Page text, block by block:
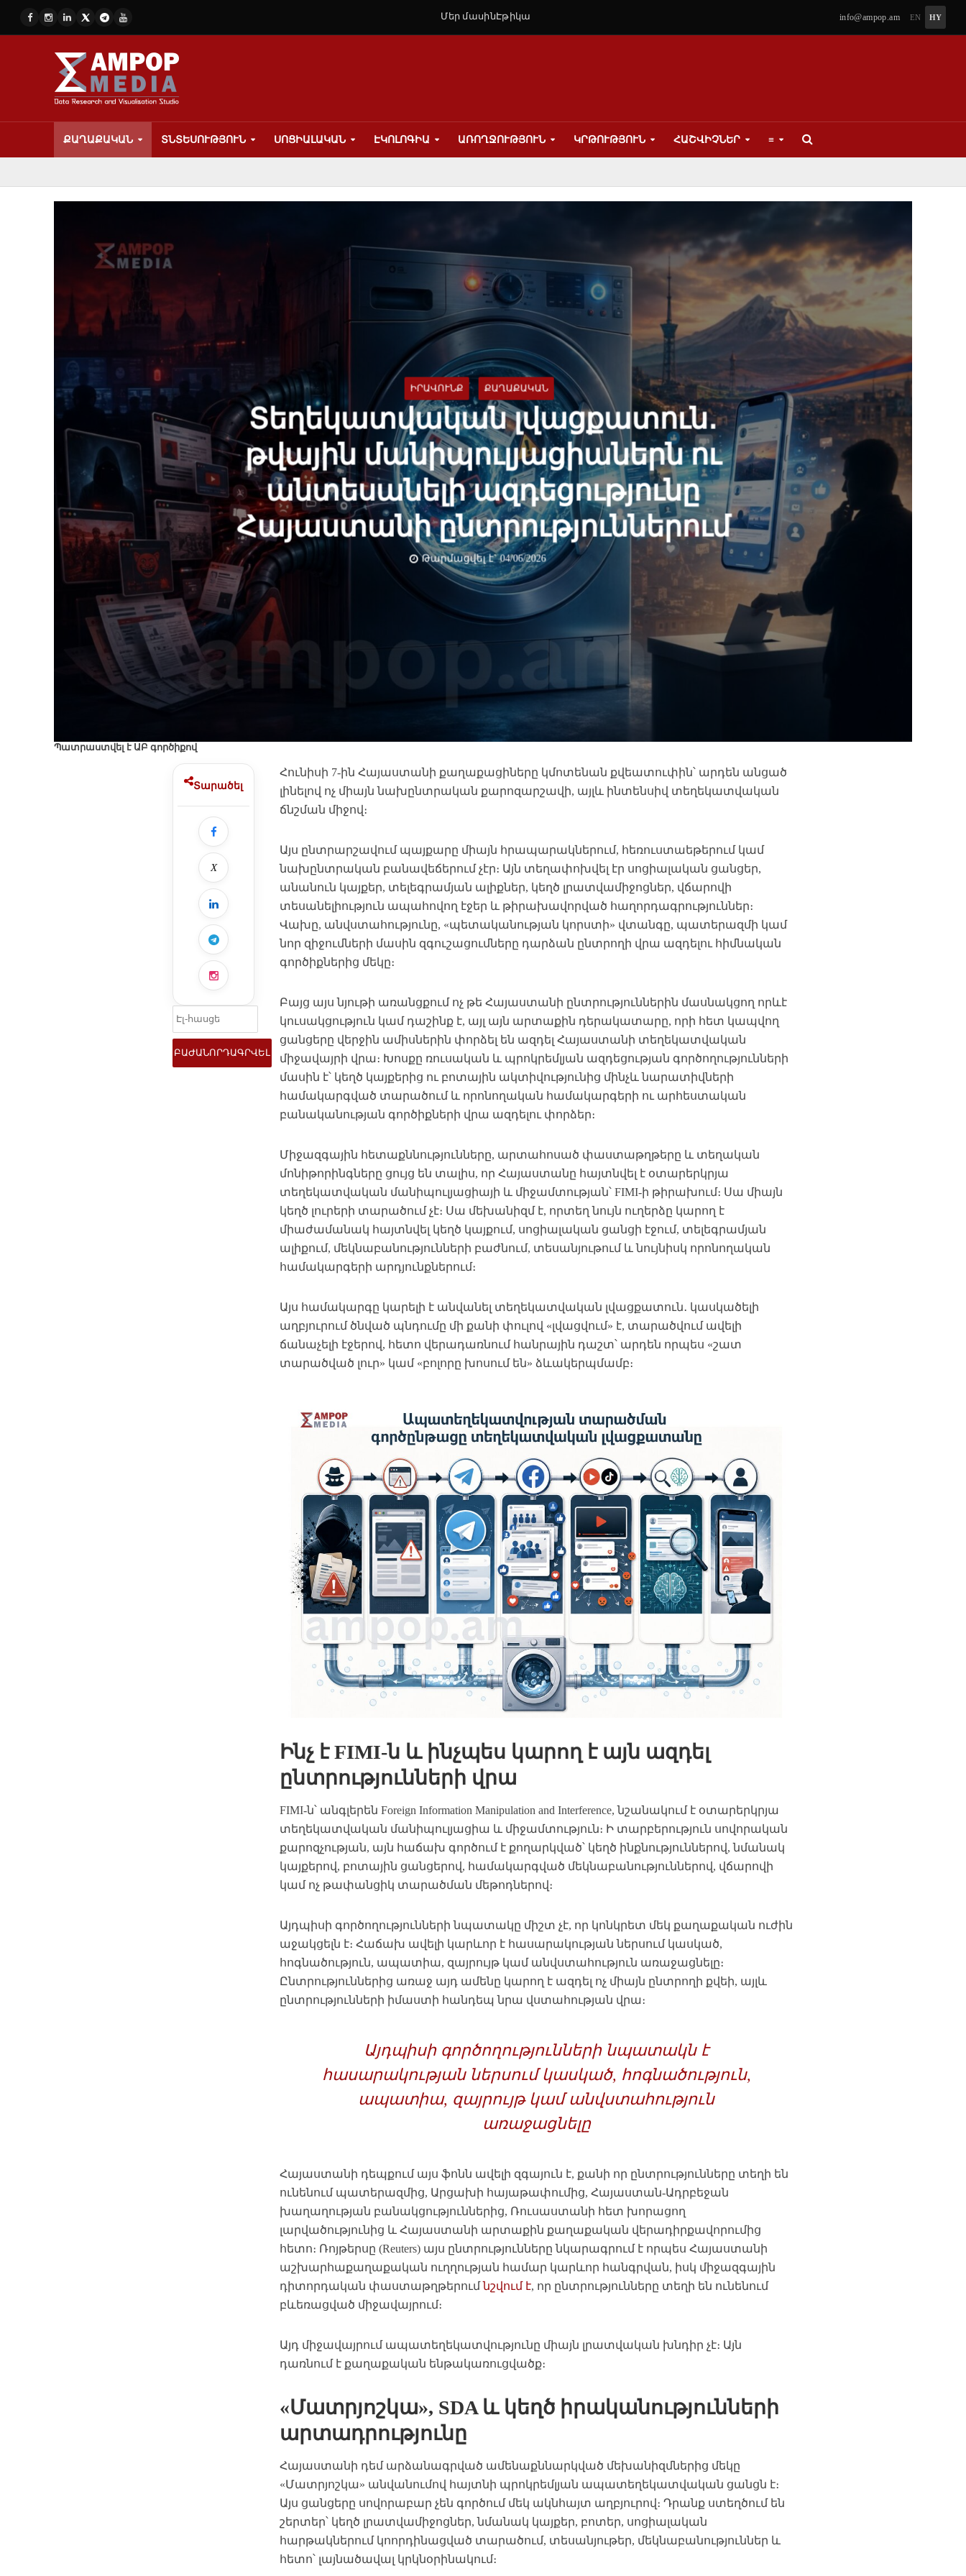
Մեր մասինԷթիկա info@ampop.am EN HY
ՔԱՂԱՔԱԿԱՆ ՏՆՏԵՍՈՒԹՅՈՒՆ ՍՈՑԻԱԼԱԿԱՆ ԷԿՈԼՈԳԻԱ ԱՌՈՂՋՈՒԹՅՈՒՆ ԿՐԹՈՒԹՅՈՒՆ ՀԱՇՎԻՉՆԵՐ ≡
ԻՐԱՎՈՒՆՔ ՔԱՂԱՔԱԿԱՆ
Տեղեկատվական լվացքատուն․
թվային մանիպուլյացիաներն ու
անտեսանելի ազդեցությունը
Հայաստանի ընտրություններում
Թարմացվել է` 04/06/2026
Պատրաստվել է ԱԲ գործիքով
Տարածել
X
Հունիսի 7-ին Հայաստանի քաղաքացիները կմոտենան քվեատուփին՝ արդեն անցած
լինելով ոչ միայն նախընտրական քարոզարշավի, այլև ինտենսիվ տեղեկատվական
ճնշման միջով։
Այս ընտրարշավում պայքարը միայն հրապարակներում, հեռուստաեթերում կամ
նախընտրական բանավեճերում չէր։ Այն տեղափոխվել էր սոցիալական ցանցեր,
անանուն կայքեր, տելեգրամյան ալիքներ, կեղծ լրատվամիջոցներ, վճարովի
տեսանելիություն ապահովող էջեր և թիրախավորված հաղորդագրություններ։
Վախը, անվստահությունը, «պետականության կորստի» վտանգը, պատերազմի կամ
նոր զիջումների մասին զգուշացումները դարձան ընտրողի վրա ազդելու հիմնական
գործիքներից մեկը։
Բայց այս նյութի առանցքում ոչ թե Հայաստանի ընտրություններին մասնակցող որևէ
կուսակցություն կամ դաշինք է, այլ այն արտաքին դերակատարը, որի հետ կապվող
ցանցերը վերջին ամիսներին փորձել են ազդել Հայաստանի տեղեկատվական
միջավայրի վրա։ Խոսքը ռուսական և պրոկրեմլյան ազդեցության գործողությունների
մասին է՝ կեղծ կայքերից ու բոտային ակտիվությունից մինչև նարատիվների
համակարգված տարածում և որոնողական համակարգերի ու արհեստական
բանականության գործիքների վրա ազդելու փորձեր։
Միջազգային հետաքննությունները, արտահոսած փաստաթղթերը և տեղական
մոնիթորինգները ցույց են տալիս, որ Հայաստանը հայտնվել է օտարերկրյա
տեղեկատվական մանիպուլյացիայի և միջամտության՝ FIMI-ի թիրախում։ Սա միայն
կեղծ լուրերի տարածում չէ։ Սա մեխանիզմ է, որտեղ նույն ուղերձը կարող է
միաժամանակ հայտնվել կեղծ կայքում, սոցիալական ցանցի էջում, տելեգրամյան
ալիքում, մեկնաբանությունների բաժնում, տեսանյութում և նույնիսկ որոնողական
համակարգերի արդյունքներում։
Այս համակարգը կարելի է անվանել տեղեկատվական լվացքատուն․ կասկածելի
աղբյուրում ծնված պնդումը մի քանի փուլով «լվացվում» է, տարածվում ավելի
ճանաչելի էջերով, հետո վերադառնում հանրային դաշտ՝ արդեն որպես «շատ
տարածված լուր» կամ «բոլորը խոսում են» ձևակերպմամբ։
Ինչ է FIMI-ն և ինչպես կարող է այն ազդել
ընտրությունների վրա
FIMI-ն՝ անգլերեն Foreign Information Manipulation and Interference, նշանակում է օտարերկրյա
տեղեկատվական մանիպուլյացիա և միջամտություն։ Ի տարբերություն սովորական
քարոզչության, այն հաճախ գործում է քողարկված՝ կեղծ ինքնություններով, նմանակ
կայքերով, բոտային ցանցերով, համակարգված մեկնաբանություններով, վճարովի
կամ ոչ թափանցիկ տարածման մեթոդներով։
Այդպիսի գործողությունների նպատակը միշտ չէ, որ կոնկրետ մեկ քաղաքական ուժին
աջակցելն է։ Հաճախ ավելի կարևոր է հասարակության ներսում կասկած,
հոգնածություն, ապատիա, զայրույթ կամ անվստահություն առաջացնելը։
Ընտրություններից առաջ այդ ամենը կարող է ազդել ոչ միայն ընտրողի քվեի, այլև
ընտրությունների իմաստի հանդեպ նրա վստահության վրա։
Այդպիսի գործողությունների նպատակն է
հասարակության ներսում կասկած, հոգնածություն,
ապատիա, զայրույթ կամ անվստահություն
առաջացնելը
Հայաստանի դեպքում այս ֆոնն ավելի զգայուն է, քանի որ ընտրությունները տեղի են
ունենում պատերազմից, Արցախի հայաթափումից, Հայաստան-Ադրբեջան
խաղաղության բանակցություններից, Ռուսաստանի հետ խորացող
լարվածությունից և Հայաստանի արտաքին քաղաքական վերադիրքավորումից
հետո։ Ռոյթերսը (Reuters) այս ընտրությունները նկարագրում է որպես Հայաստանի
աշխարհաքաղաքական ուղղության համար կարևոր հանգրվան, իսկ միջազգային
դիտորդական փաստաթղթերումնշվում է, որ ընտրությունները տեղի են ունենում
բևեռացված միջավայրում։
Այդ միջավայրում ապատեղեկատվությունը միայն լրատվական խնդիր չէ։ Այն
դառնում է քաղաքական ենթակառուցվածք։
«Մատրյոշկա», SDA և կեղծ իրականությունների
արտադրությունը
Հայաստանի դեմ արձանագրված ամենաքննարկված մեխանիզմներից մեկը
«Մատրյոշկա» անվանումով հայտնի պրոկրեմլյան ապատեղեկատվական ցանցն է։
Այս ցանցերը սովորաբար չեն գործում մեկ ակնհայտ աղբյուրով։ Դրանք ստեղծում են
շերտեր՝ կեղծ լրատվամիջոցներ, նմանակ կայքեր, բոտեր, սոցիալական
հարթակներում կոորդինացված տարածում, տեսանյութեր, մեկնաբանություններ և
հետո՝ լայնածավալ կրկնօրինակում։